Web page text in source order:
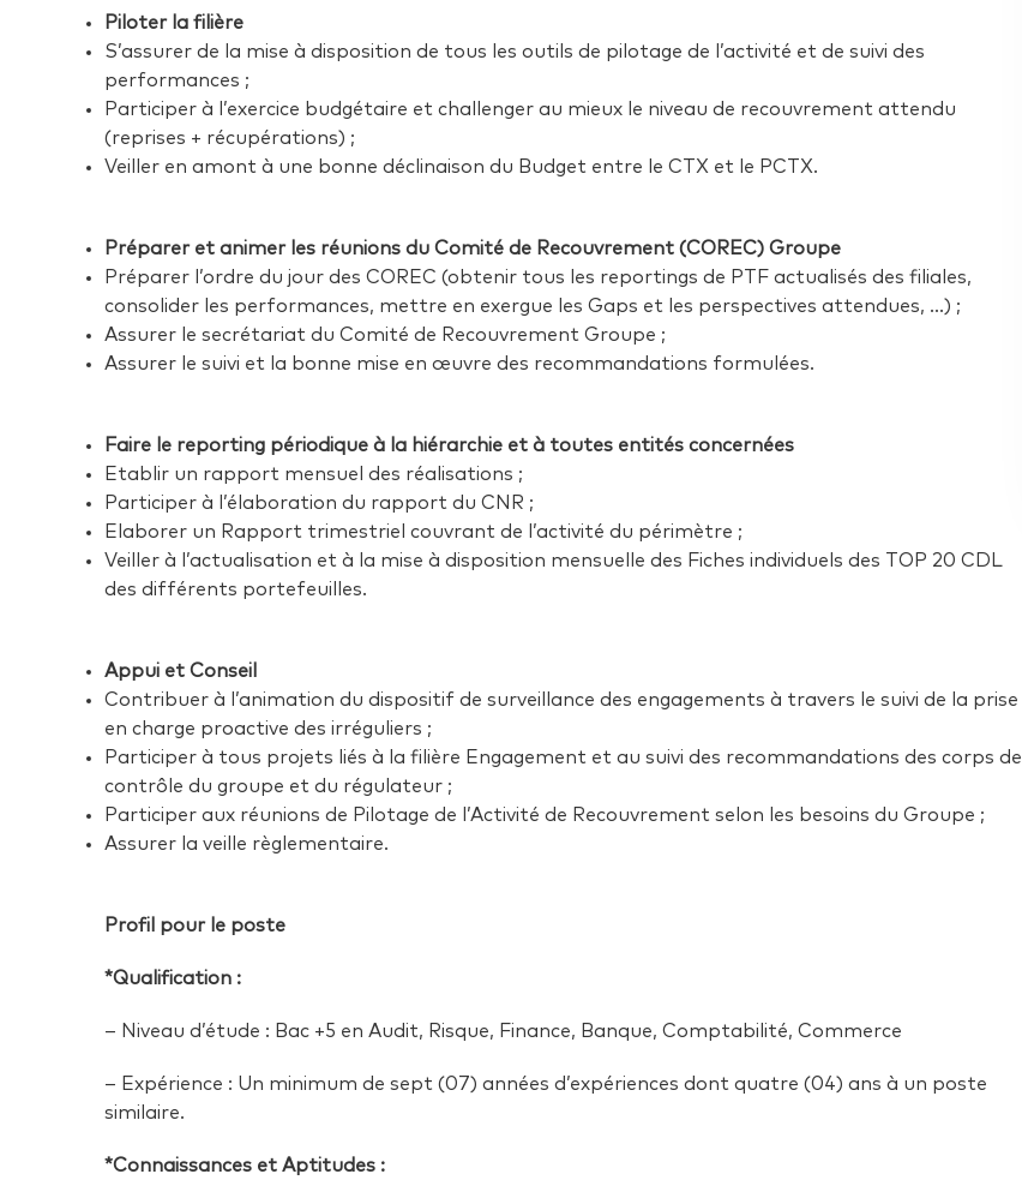
Piloter la filière
S’assurer de la mise à disposition de tous les outils de pilotage de l’activité et de suivi des
performances ;
Participer à l’exercice budgétaire et challenger au mieux le niveau de recouvrement attendu
(reprises + récupérations) ;
Veiller en amont à une bonne déclinaison du Budget entre le CTX et le PCTX.
Préparer et animer les réunions du Comité de Recouvrement (COREC) Groupe
Préparer l’ordre du jour des COREC (obtenir tous les reportings de PTF actualisés des filiales,
consolider les performances, mettre en exergue les Gaps et les perspectives attendues, …) ;
Assurer le secrétariat du Comité de Recouvrement Groupe ;
Assurer le suivi et la bonne mise en œuvre des recommandations formulées.
Faire le reporting périodique à la hiérarchie et à toutes entités concernées
Etablir un rapport mensuel des réalisations ;
Participer à l’élaboration du rapport du CNR ;
Elaborer un Rapport trimestriel couvrant de l’activité du périmètre ;
Veiller à l’actualisation et à la mise à disposition mensuelle des Fiches individuels des TOP 20 CDL
des différents portefeuilles.
Appui et Conseil
Contribuer à l’animation du dispositif de surveillance des engagements à travers le suivi de la prise
en charge proactive des irréguliers ;
Participer à tous projets liés à la filière Engagement et au suivi des recommandations des corps de
contrôle du groupe et du régulateur ;
Participer aux réunions de Pilotage de l’Activité de Recouvrement selon les besoins du Groupe ;
Assurer la veille règlementaire.
Profil pour le poste
*Qualification :
– Niveau d’étude : Bac +5 en Audit, Risque, Finance, Banque, Comptabilité, Commerce
– Expérience : Un minimum de sept (07) années d’expériences dont quatre (04) ans à un poste
similaire.
*Connaissances et Aptitudes :